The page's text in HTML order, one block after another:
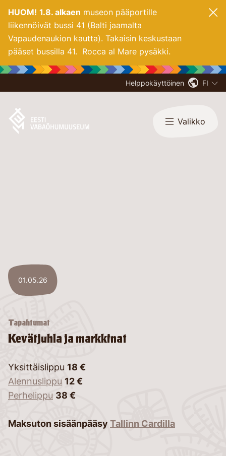
HUOM! 1.8. alkaen museon pääportille
liikennöivät bussi 41 (Balti jaamalta
Vapaudenaukion kautta). Takaisin keskustaan
pääset bussilla 41. Rocca al Mare pysäkki.
Helppokäyttöinen FI
Valikko
01.05.26
Tapahtumat
Kevätjuhla ja markkinat
Yksittäislippu 18 €
Alennuslippu 12 €
Perhelippu 38 €
Maksuton sisäänpääsy Tallinn Cardilla